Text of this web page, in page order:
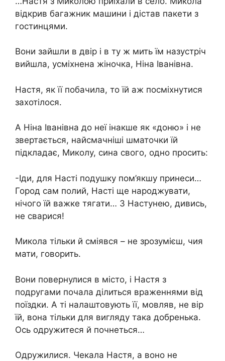
відкрив багажник машини і дістав пакети з
гостинцями.
Вони зайшли в двір і в ту ж мить їм назустріч
вийшла, усміхнена жіночка, Ніна Іванівна.
Настя, як її побачила, то їй аж посміхнутися
захотілося.
А Ніна Іванівна до неї інакше як «доню» і не
звертається, найсмачніші шматочки їй
підкладає, Миколу, сина свого, одно просить:
-Іди, для Насті подушку пом’якшу принеси…
Город сам полий, Насті ще народжувати,
нічого їй важке тягати… З Настунею, дивись,
не сварися!
Микола тільки й сміявся – не зрозумієш, чия
мати, говорить.
Вони повернулися в місто, і Настя з
подругами почала ділиться враженнями від
поїздки. А ті налаштовують її, мовляв, не вір
їй, вона тільки для вигляду така добренька.
Ось одружитеся й почнеться…
Одружилися. Чекала Настя, а воно не